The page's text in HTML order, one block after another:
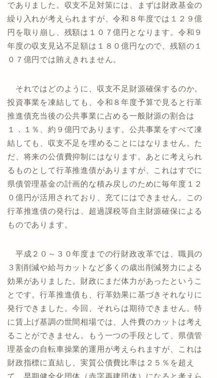
でありました。収支不足対策には、まずは財政基金の
繰り入れが考えられますが、令和８年度では１２９億
円を取り崩し、残額は１０７億円となります。令和９
年度の収支見込不足額は１８０億円なので、残額の１
０７億円では賄えきれません。
それではどのように、収支不足財源確保するのか。
投資事業を凍結しても、令和８年度予算で見ると行革
推進債充当後の公共事業に占める一般財源の割合は
１．１％、約９億円であります。公共事業をすべて凍
結しても、収支不足を埋めることにはなりません。た
だ、将来の公債費抑制にはなります。あとに考えられ
るものとして行革推進債がありますが、これはすでに
県債管理基金の計画的な積み戻しのために毎年度１２
０億円が活用されており、充てにはできません。この
行革推進債の発行は、超過課税等自主財源確保による
ものであります。
平成２０～３０年度までの行財政改革では、職員の
３割削減や給与カットなど多くの歳出削減努力による
効果がありました。財政にまだ体力があったというこ
とです。行革推進債も、行革効果に基づきそれなりに
発行できました。今回、それらは期待できません。特
に賃上げ基調の世間相場では、人件費のカットは考え
ることができません。もう一つの手段として、県債管
理基金の自転車操業的運用が考えられますが、これは
財政指標に直結し、実質公債費比率は２５％を超え